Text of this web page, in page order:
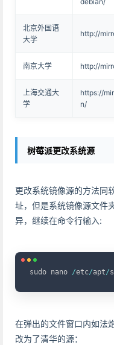
北京外国语
大学
http://
南京大学 http://
上海交通大
学
https://
n/
树莓派更改系统源
更改系统镜像源的方法同
址，但是系统镜像源文件
异，继续在命令行输入:
sudo nano /etc/apt/
在弹出的文件窗口内如法
改为了清华的源：